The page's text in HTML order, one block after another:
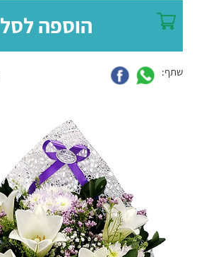
הוספה לסל
שתף: